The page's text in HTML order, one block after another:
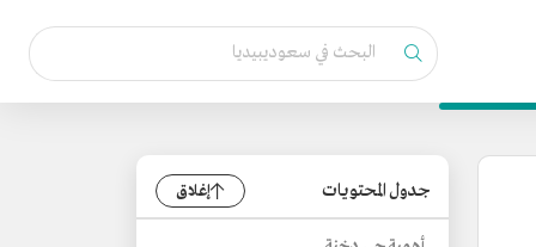
جدول المحتويات إغلاق